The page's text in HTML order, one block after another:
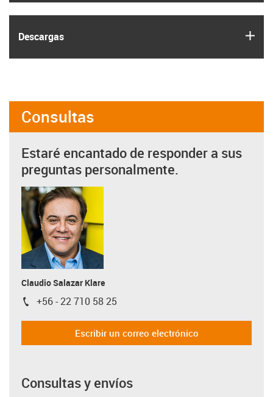
Descargas
Consultas
Estaré encantado de responder a sus
preguntas personalmente.
Claudio Salazar Klare
igus-icon-phone
+56 - 22 710 58 25
Escribir un correo electrónico
Consultas y envíos